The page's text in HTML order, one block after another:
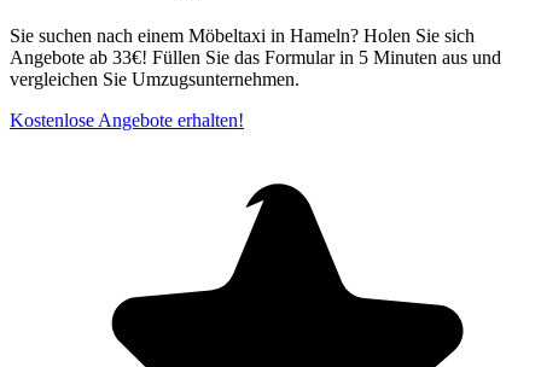
Sie suchen nach einem Möbeltaxi in Hameln? Holen Sie sich
Angebote ab 33€! Füllen Sie das Formular in 5 Minuten aus und
vergleichen Sie Umzugsunternehmen.
Kostenlose Angebote erhalten!